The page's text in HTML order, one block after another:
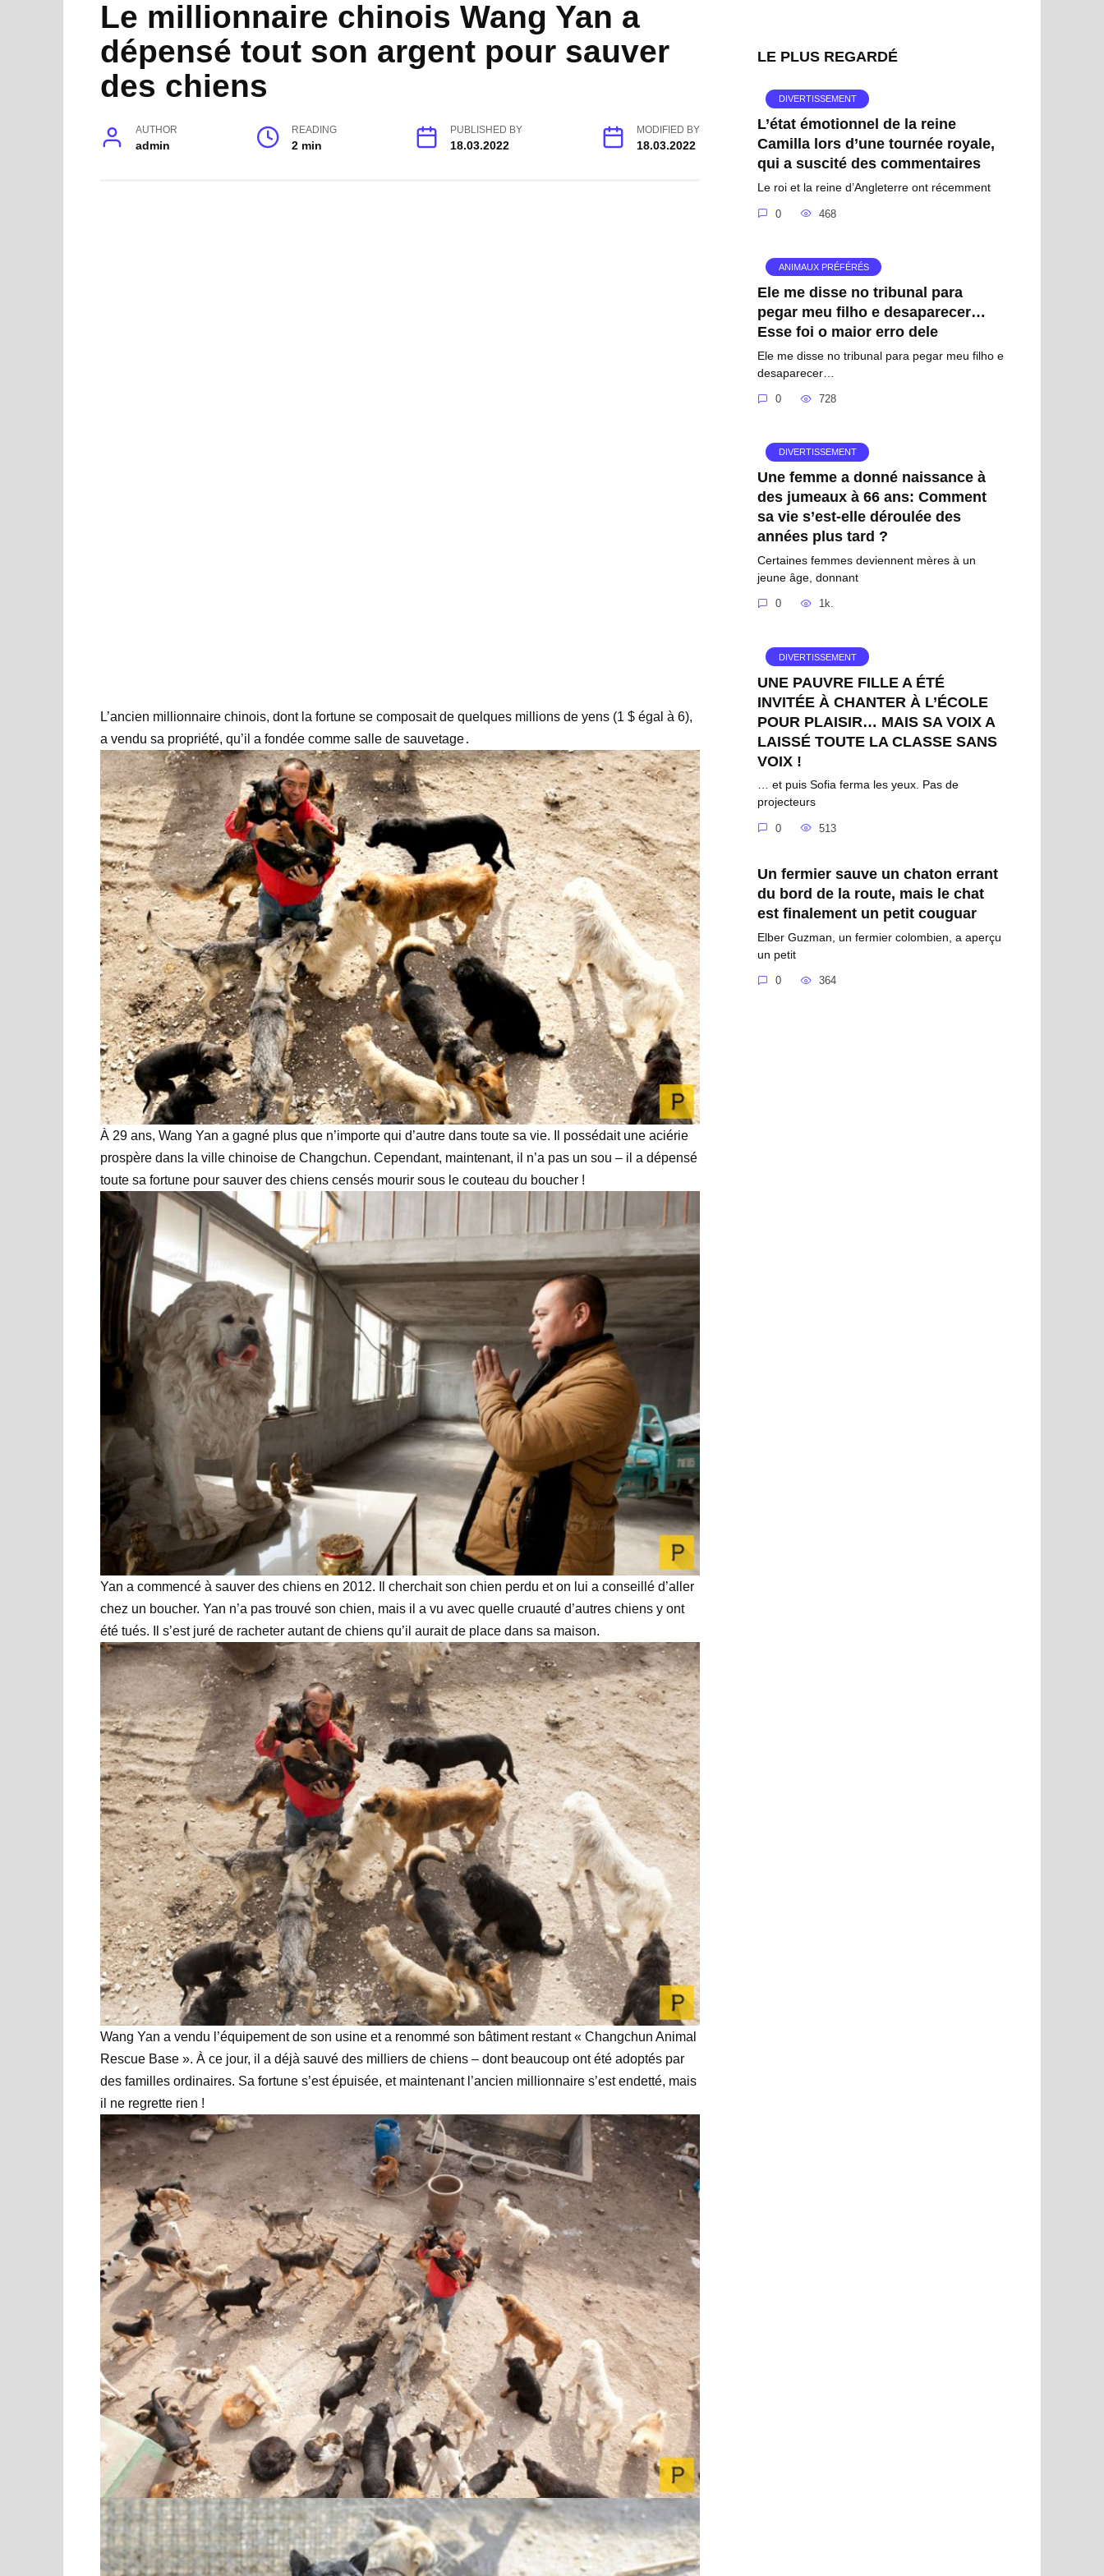
Le millionnaire chinois Wang Yan a
dépensé tout son argent pour sauver
des chiens
AUTHOR
admin
READING
2 min
PUBLISHED BY
18.03.2022
MODIFIED BY
18.03.2022
L’ancien millionnaire chinois, dont la fortune se composait de quelques millions de yens (1 $ égal à 6),
a vendu sa propriété, qu’il a fondée comme salle de sauvetage․
À 29 ans, Wang Yan a gagné plus que n’importe qui d’autre dans toute sa vie. Il possédait une aciérie
prospère dans la ville chinoise de Changchun. Cependant, maintenant, il n’a pas un sou – il a dépensé
toute sa fortune pour sauver des chiens censés mourir sous le couteau du boucher !
Yan a commencé à sauver des chiens en 2012. Il cherchait son chien perdu et on lui a conseillé d’aller
chez un boucher. Yan n’a pas trouvé son chien, mais il a vu avec quelle cruauté d’autres chiens y ont
été tués. Il s’est juré de racheter autant de chiens qu’il aurait de place dans sa maison.
Wang Yan a vendu l’équipement de son usine et a renommé son bâtiment restant « Changchun Animal
Rescue Base ». À ce jour, il a déjà sauvé des milliers de chiens – dont beaucoup ont été adoptés par
des familles ordinaires. Sa fortune s’est épuisée, et maintenant l’ancien millionnaire s’est endetté, mais
il ne regrette rien !
LE PLUS REGARDÉ
DIVERTISSEMENT
L’état émotionnel de la reine
Camilla lors d’une tournée royale,
qui a suscité des commentaires
Le roi et la reine d’Angleterre ont récemment
0 468
ANIMAUX PRÉFÉRÉS
Ele me disse no tribunal para
pegar meu filho e desaparecer…
Esse foi o maior erro dele
Ele me disse no tribunal para pegar meu filho e
desaparecer…
0 728
DIVERTISSEMENT
Une femme a donné naissance à
des jumeaux à 66 ans: Comment
sa vie s’est-elle déroulée des
années plus tard ?
Certaines femmes deviennent mères à un
jeune âge, donnant
0 1k.
DIVERTISSEMENT
UNE PAUVRE FILLE A ÉTÉ
INVITÉE À CHANTER À L’ÉCOLE
POUR PLAISIR… MAIS SA VOIX A
LAISSÉ TOUTE LA CLASSE SANS
VOIX !
… et puis Sofia ferma les yeux. Pas de
projecteurs
0 513
Un fermier sauve un chaton errant
du bord de la route, mais le chat
est finalement un petit couguar
Elber Guzman, un fermier colombien, a aperçu
un petit
0 364